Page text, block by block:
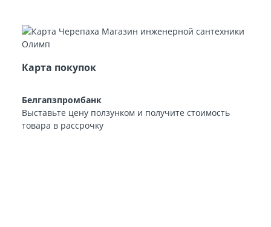
Карта покупок
Белгапзпромбанк
Выставьте цену ползунком и получите стоимость
товара в рассрочку